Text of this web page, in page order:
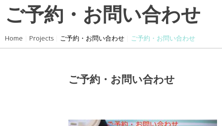
ご予約・お問い合わせ
Home Projects ご予約・お問い合わせ ご予約・お問い合わせ
ご予約・お問い合わせ